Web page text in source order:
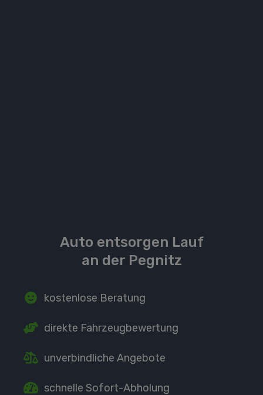
Auto entsorgen Lauf
an der Pegnitz
kostenlose Beratung
direkte Fahrzeugbewertung
unverbindliche Angebote
schnelle Sofort-Abholung